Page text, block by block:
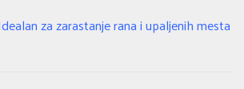
za zarastanje rana i upaljenih mesta